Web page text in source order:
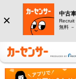
中古
Recruit
無料